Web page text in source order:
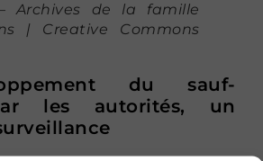
Archives de la famille
| Creative Commons
du sauf-
les autorités, un